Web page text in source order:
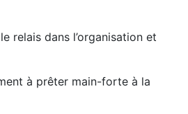
relais dans l’organisation et
à prêter main-forte à la